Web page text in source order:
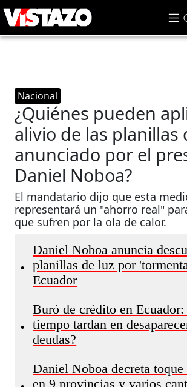
Nacional
¿Quiénes pueden
alivio de las planillas
anunciado por el
Daniel Noboa?
El mandatario dijo que esta
representará un "ahorro real"
que sufren por la ola de calor.
•
Daniel Noboa anuncia
planillas de luz por
Ecuador
•
Buró de crédito en Ecuador:
tiempo tardan en
deudas?
Daniel Noboa decreta toque
en 9 provincias y varios